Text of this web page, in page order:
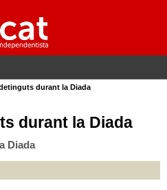
durant la Diada
durant la Diada
Diada